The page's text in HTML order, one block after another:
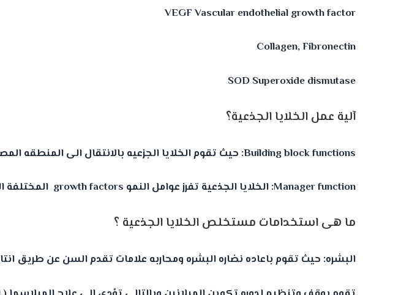
VEGF Vascular endothelial growth factor
Collagen, Fibronectin
SOD Superoxide dismutase
آلية عمل الخلايا الجذعية؟
Building block functions: حيث تقوم الخلايا الجزعيه بالانتقال الى المنطقه المصابه وتتميز مثل الخلايا المجاوره وتحل محل الخلايا التالفه
Manager function: الخلايا الجذعية تفرز عوامل النمو growth factors المختلفة التي تنشط الخلايا المجاورة وتظهر نتائج مثل الادويه
ما هى استخدامات مستخلص الخلايا الجذعية ؟
البشره: حيث تقوم باعاده نضاره البشره ومحاربه علامات تقدم السن عن طريق